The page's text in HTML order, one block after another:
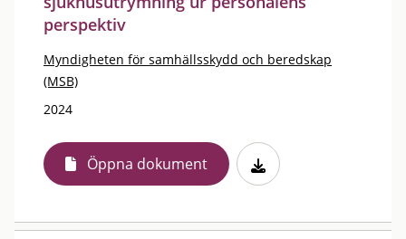
perspektiv
Myndigheten för samhällsskydd och beredskap
(MSB)
2024
Öppna dokument